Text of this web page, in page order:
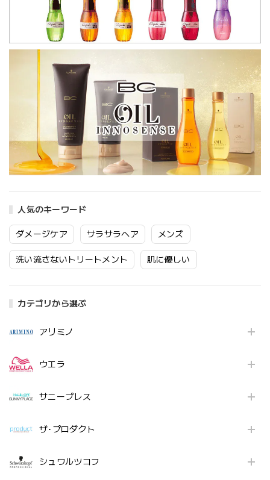
人気のキーワード
ダメージケア サラサラヘア メンズ
洗い流さないトリートメント 肌に優しい
カテゴリから選ぶ
アリミノ
ウエラ
サニープレス
ザ･プロダクト
シュワルツコフ